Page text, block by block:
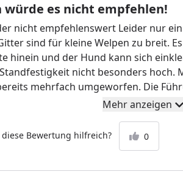
würde es nicht empfehlen!
nicht empfehlenswert Leider nur
sind für kleine Welpen zu breit.
hinein und der Hund kann sich
nicht besonders hoch.
mehrfach umgeworfen. Die
gefertigt und hakt oft. Das
Mehr anzeigen
diese Bewertung hilfreich? 0